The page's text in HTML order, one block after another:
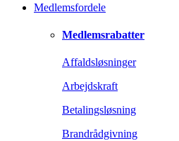
Medlemsfordele
Medlemsrabatter
Affaldsløsninger
Arbejdskraft
Betalingsløsning
Brandrådgivning